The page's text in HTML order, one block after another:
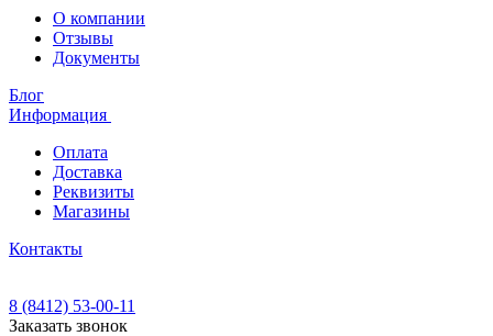
О компании
Отзывы
Документы
Блог
Информация
Оплата
Доставка
Реквизиты
Магазины
Контакты
8 (8412) 53-00-11
Заказать звонок